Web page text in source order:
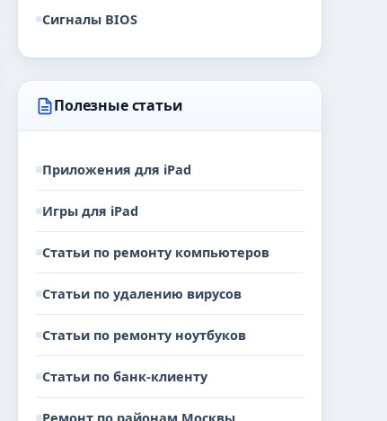
Сигналы BIOS
Полезные статьи
Приложения для iPad
Игры для iPad
Статьи по ремонту компьютеров
Статьи по удалению вирусов
Статьи по ремонту ноутбуков
Статьи по банк-клиенту
Ремонт по районам Москвы